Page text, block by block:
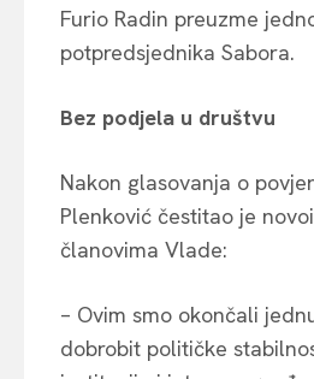
Furio Radin preuzme
potpredsjednika Sabora.
Bez podjela u društvu
Nakon glasovanja o
Plenković čestitao je
članovima Vlade:
– Ovim smo okončali
dobrobit političke